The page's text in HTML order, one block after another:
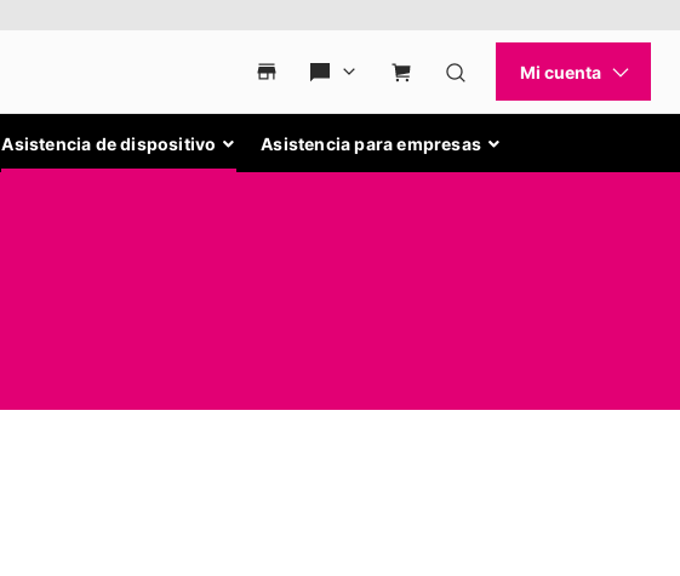
Asistencia de dispositivo Asistencia para empresas